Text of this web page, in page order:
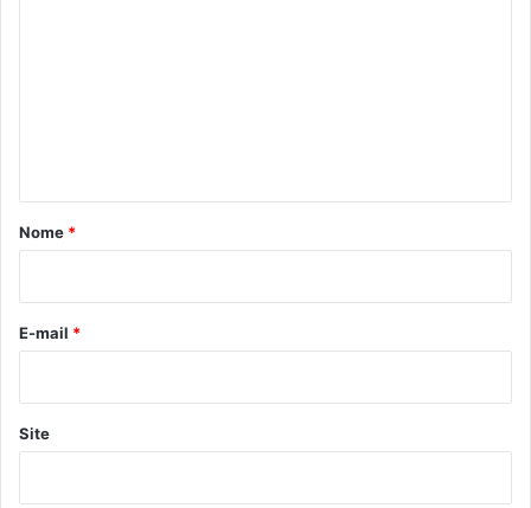
r
*
Nome *
E-mail *
Site